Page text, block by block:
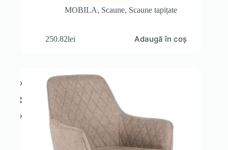
MOBILA, Scaune, Scaune tapițate
250.82lei Adaugă în coș